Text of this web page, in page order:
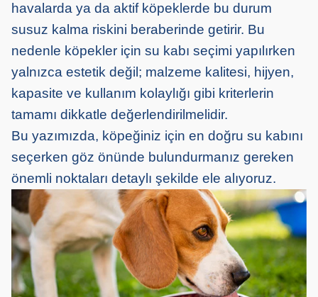
havalarda ya da aktif köpeklerde bu durum
susuz kalma riskini beraberinde getirir. Bu
nedenle köpekler için su kabı seçimi yapılırken
yalnızca estetik değil; malzeme kalitesi, hijyen,
kapasite ve kullanım kolaylığı gibi kriterlerin
tamamı dikkatle değerlendirilmelidir.
Bu yazımızda, köpeğiniz için en doğru su kabını
seçerken göz önünde bulundurmanız gereken
önemli noktaları detaylı şekilde ele alıyoruz.